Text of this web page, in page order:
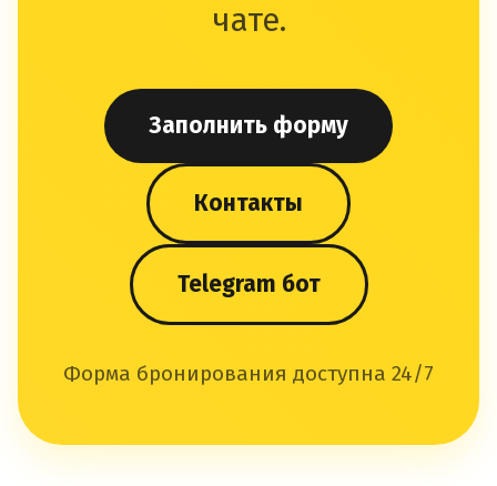
чате.
Заполнить форму
Контакты
Telegram бот
Форма бронирования доступна 24/7